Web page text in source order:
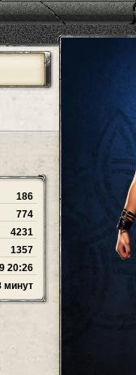
186
774
4231
1357
20:26
минут